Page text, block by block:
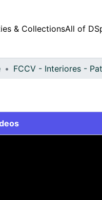
& CollectionsAll of